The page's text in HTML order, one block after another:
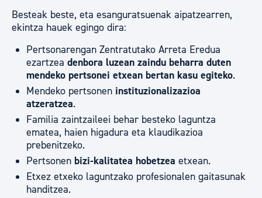
Besteak beste, eta esanguratsuenak aipatzearren,
ekintza hauek egingo dira:
Pertsonarengan Zentratutako Arreta Eredua
ezartzea denbora luzean zaindu beharra duten
mendeko pertsonei etxean bertan kasu egiteko.
Mendeko pertsonen instituzionalizazioa
atzeratzea.
Familia zaintzaileei behar besteko laguntza
ematea, haien higadura eta klaudikazioa
prebenitzeko.
Pertsonen bizi-kalitatea hobetzea etxean.
Etxez etxeko laguntzako profesionalen gaitasunak
handitzea.